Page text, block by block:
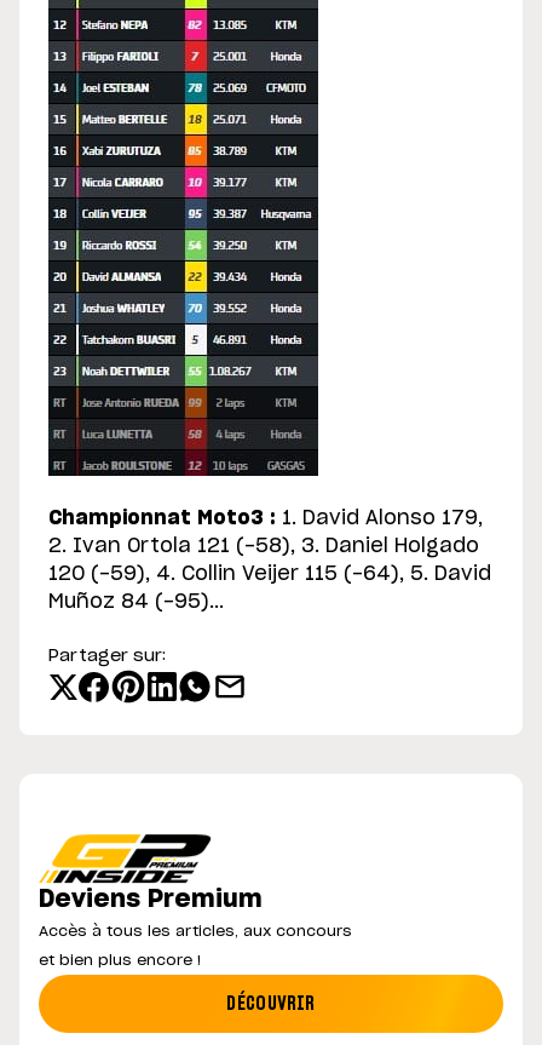
Championnat Moto3 : 1. David Alonso 179,
2. Ivan Ortola 121 (-58), 3. Daniel Holgado
120 (-59), 4. Collin Veijer 115 (-64), 5. David
Muñoz 84 (-95)...
Partager sur:
Deviens Premium
Accès à tous les articles, aux concours
et bien plus encore !
DÉCOUVRIR